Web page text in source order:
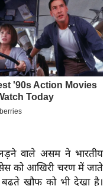
वाले असम ने भारतीय
को आखिरी चरण में जाते
बढ़ते खौफ को भी देखा है।